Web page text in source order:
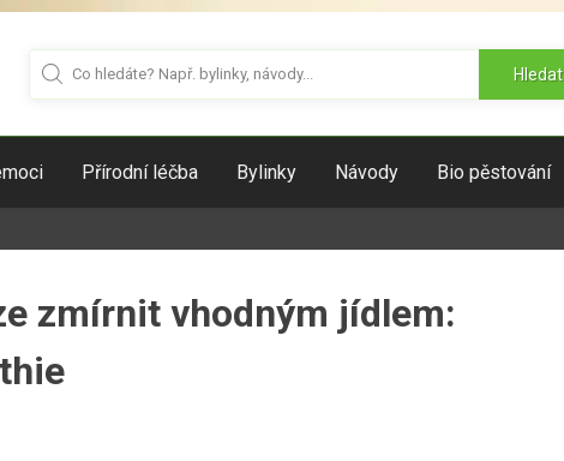
Hledat
Přírodní léčba Bylinky Návody Bio pěstování
zmírnit vhodným jídlem: